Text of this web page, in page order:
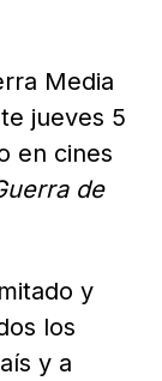
Media
jueves 5
en cines
de
y
los
y a